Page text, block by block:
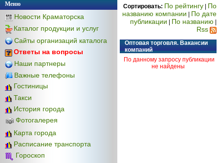
Меню
Новости Краматорска
Каталог продукции и услуг
Сайты организаций каталога
Ответы на вопросы
Наши партнеры
Важные телефоны
Гостиницы
Такси
История города
Фотогалерея
Карта города
Расписание транспорта
Гороскоп
Сортировать: По рейтингу
По
названию компании
По дате
публикации
По названию
Rss
Оптовая торговля. Вакансии
компаний
По данному запросу публикации
не найдены